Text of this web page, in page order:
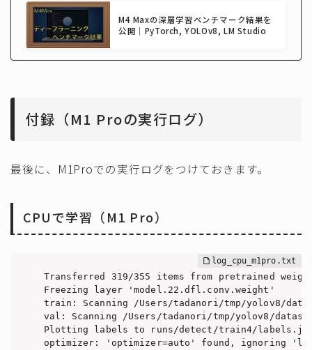
M4 Maxの深層学習ベンチマーク結果を
公開｜PyTorch, YOLOv8, LM Studio
付録（M1 Proの実行ログ）
最後に、M1Proでの実行ログをつけておきます。
CPUで学習（M1 Pro）
Transferred 319/355 items from pretrained
Freezing layer 'model.22.dfl.conv.weight'
train: Scanning /Users/tadanori/tmp/yolov8/
val: Scanning /Users/tadanori/tmp/yolov8/
Plotting labels to runs/detect/train4/
optimizer: 'optimizer=auto' found, ignoring